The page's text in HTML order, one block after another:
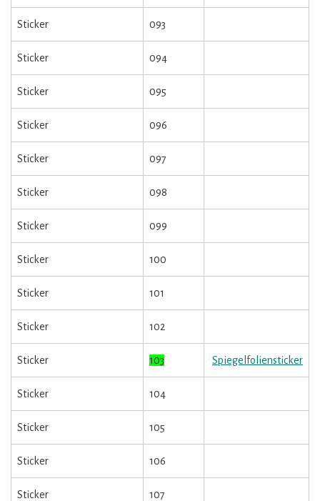
Sticker 093
Sticker 094
Sticker 095
Sticker 096
Sticker 097
Sticker 098
Sticker 099
Sticker 100
Sticker 101
Sticker 102
Sticker 103 Spiegelfoliensticker
Sticker 104
Sticker 105
Sticker 106
Sticker 107